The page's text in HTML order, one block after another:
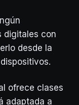
digitales con
desde la
ofrece clases
adaptada a